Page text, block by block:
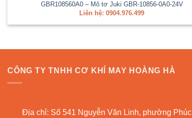
GBR108560A0 – Mô tơ Juki GBR-10856-0A0-24V
Liên hệ: 0904.976.499
CÔNG TY TNHH CƠ KHÍ MAY HOÀNG HÀ
Địa chỉ: Số 541 Nguyễn Văn Linh, phường Phúc